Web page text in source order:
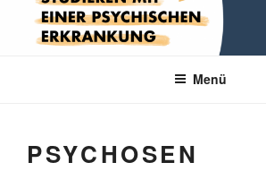
Menü
PSYCHOSEN